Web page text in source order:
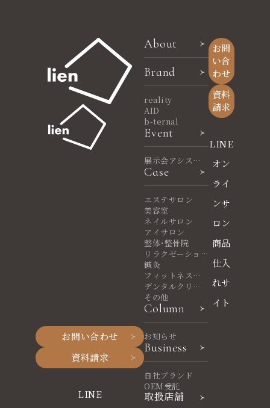
お問い合わせ
資料請求
LINE
About
Brand
reality
AID
b-ternal
Event
展示会アシスタ
ント
Case
エステサロン
美容室
ネイルサロン
アイサロン
整体・整骨院
リラクゼーショ
ンサロン
鍼灸
フィットネスヨ
ガ
デンタルクリニ
ック
その他
Column
お知らせ
Business
自社ブランド
OEM受託
取扱店舗
お問
い合
わせ
資料
請求
LINE
オン
ライ
ンサ
ロン
商品
仕入
れサ
イト